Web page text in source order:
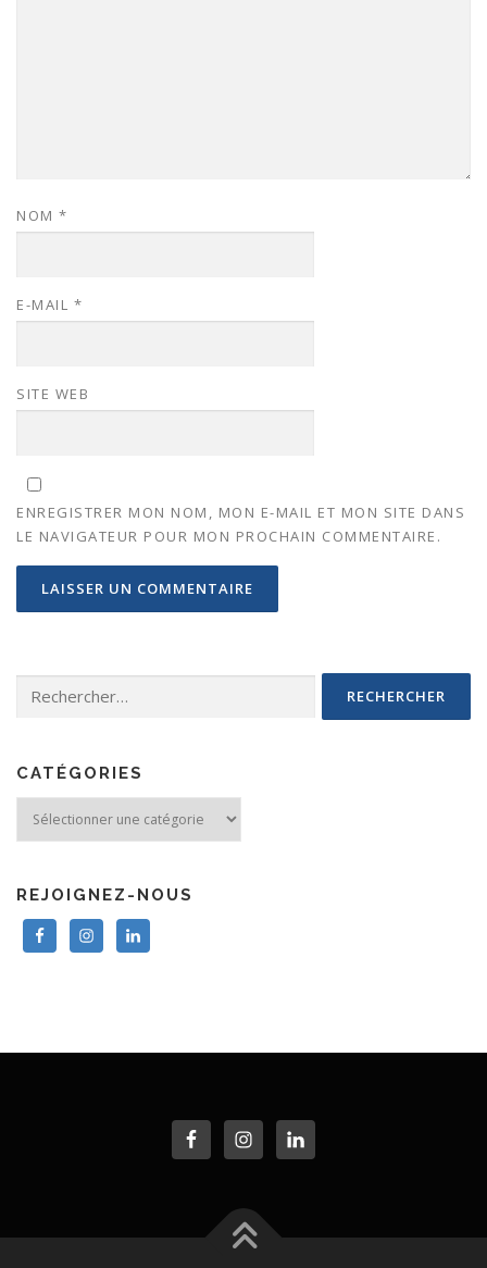
NOM *
E-MAIL *
SITE WEB
ENREGISTRER MON NOM, MON E-MAIL ET MON SITE DANS
LE NAVIGATEUR POUR MON PROCHAIN COMMENTAIRE.
CATÉGORIES
REJOIGNEZ-NOUS